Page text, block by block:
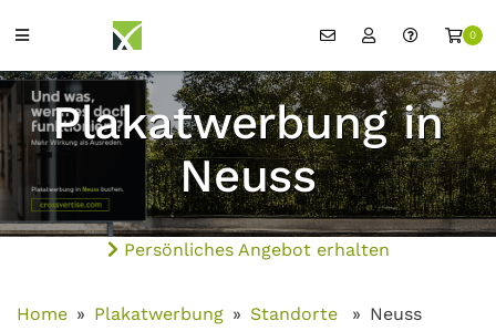
0
Plakatwerbung in
Neuss
Persönliches Angebot erhalten
Home Plakatwerbung Standorte Neuss